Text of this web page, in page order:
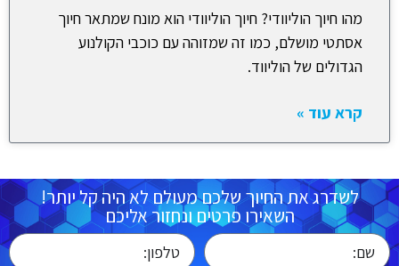
מהו חיוך הוליוודי? חיוך הוליוודי הוא מונח שמתאר חיוך
אסתטי מושלם, כמו זה שמזוהה עם כוכבי הקולנוע
הגדולים של הוליווד.
קרא עוד »
לשדרג את החיוך שלכם מעולם לא היה קל יותר!
השאירו פרטים ונחזור אליכם